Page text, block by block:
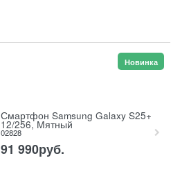
Смартфон Samsung Galaxy S25+
12/256, Мятный
02828
91 990руб.
Новинка